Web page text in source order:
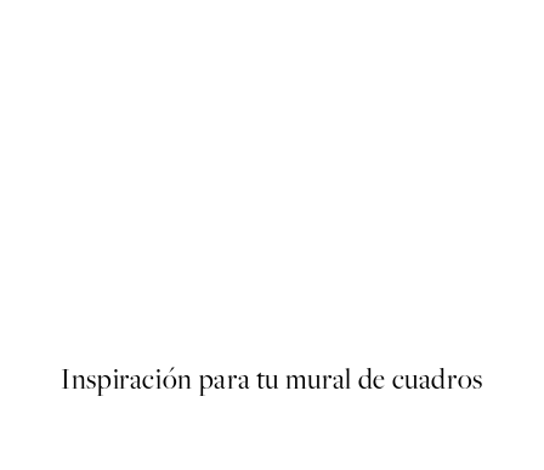
Inspiración para tu mural de cuadros